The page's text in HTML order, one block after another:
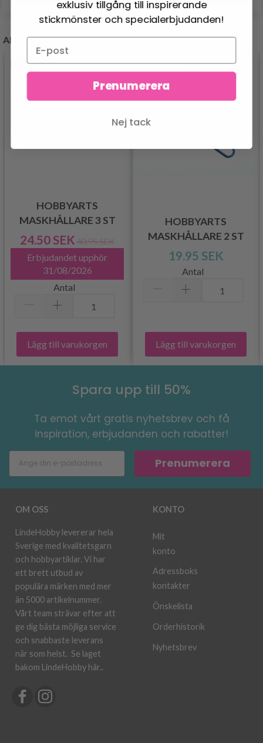
ANDRA KÖPTE OCKSÅ
- 40%
HOBBYARTS
MASKHÅLLARE 3 ST
24.50 SEK 40.95 SEK
Erbjudandet upphör
31/08/2026
Antal
Lägg till varukorgen
HOBBYARTS
MASKHÅLLARE 2 ST
19.95 SEK
Antal
Lägg till varukorgen
Spara upp till 50%
Ta emot vårt gratis nyhetsbrev och få
inspiration, erbjudanden och rabatter!
Prenumerera
OM OSS
LindeHobby levererar hela
Sverige med kvalitetsgarn
och hobbyartiklar. Vi har
ett brett utbud av
populära märken med mer
än 5000 artikelnummer.
Vårt team strävar efter att
ge dig bästa möjliga service
och snabbaste leverans
när som helst. Se laget
bakom LindeHobby här..
KONTO
Mit
konto
Adressboks
kontakter
Önskelista
Orderhistorik
Nyhetsbrev
exklusiv tillgång till inspirerande
stickmönster och specialerbjudanden!
Prenumerera
Nej tack